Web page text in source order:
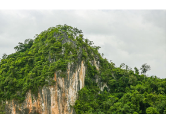
าไม่ได้มาถึงหลวงพระบาง